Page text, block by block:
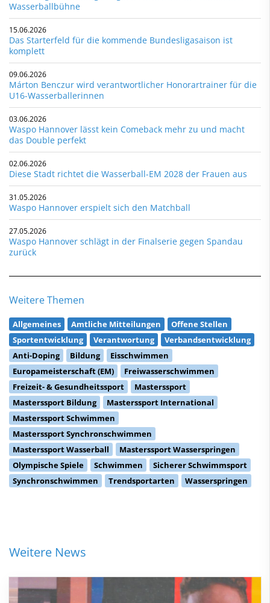
Wasserballbühne
15.06.2026
Das Starterfeld für die kommende Bundesligasaison ist
komplett
09.06.2026
Márton Benczur wird verantwortlicher Honorartrainer für die
U16-Wasserballerinnen
03.06.2026
Waspo Hannover lässt kein Comeback mehr zu und macht
das Double perfekt
02.06.2026
Diese Stadt richtet die Wasserball-EM 2028 der Frauen aus
31.05.2026
Waspo Hannover erspielt sich den Matchball
27.05.2026
Waspo Hannover schlägt in der Finalserie gegen Spandau
zurück
Weitere Themen
Allgemeines Amtliche Mitteilungen
Offene Stellen
Sportentwicklung
Verantwortung
Verbandsentwicklung
Anti-Doping
Bildung
Eisschwimmen
Europameisterschaft (EM)
Freiwasserschwimmen
Freizeit- & Gesundheitssport
Masterssport
Masterssport Bildung
Masterssport International
Masterssport Schwimmen
Masterssport Synchronschwimmen
Masterssport Wasserball
Masterssport Wasserspringen
Olympische Spiele
Schwimmen
Sicherer Schwimmsport
Synchronschwimmen
Trendsportarten Wasserspringen
Weitere News